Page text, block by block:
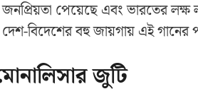
পেয়েছে এবং ভারতের
দেশ-বিদেশের বহু জায়গায় এই গানের
জুটি